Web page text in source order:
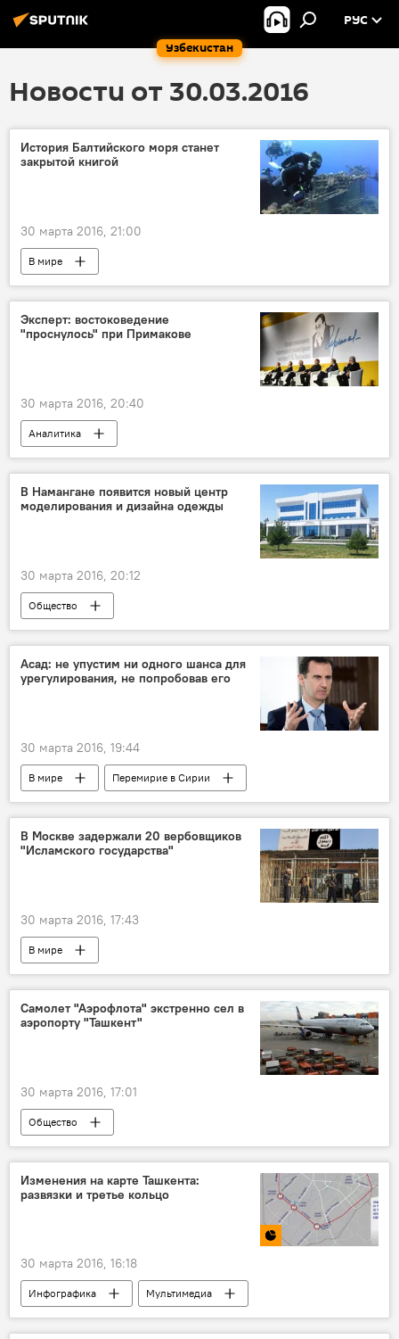
Узбекистан
РУС
Новости от 30.03.2016
История Балтийского моря станет
закрытой книгой
30 марта 2016, 21:00
В мире
Эксперт: востоковедение
"проснулось" при Примакове
30 марта 2016, 20:40
Аналитика
В Намангане появится новый центр
моделирования и дизайна одежды
30 марта 2016, 20:12
Общество
Асад: не упустим ни одного шанса для
урегулирования, не попробовав его
30 марта 2016, 19:44
В мире Перемирие в Сирии
В Москве задержали 20 вербовщиков
"Исламского государства"
30 марта 2016, 17:43
В мире
Самолет "Аэрофлота" экстренно сел в
аэропорту "Ташкент"
30 марта 2016, 17:01
Общество
Изменения на карте Ташкента:
развязки и третье кольцо
30 марта 2016, 16:18
Инфографика
Мультимедиа
Общество